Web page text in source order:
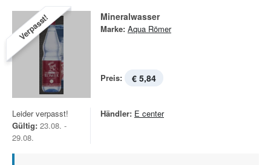
Verpasst! Mineralwasser
Marke: Aqua Römer
Preis: € 5,84
Leider verpasst!
Gültig: 23.08. -
29.08.
Händler: E center